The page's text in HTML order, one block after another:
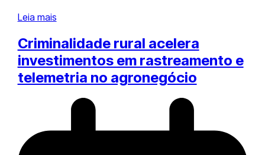
Leia mais
Criminalidade rural acelera
investimentos em rastreamento e
telemetria no agronegócio